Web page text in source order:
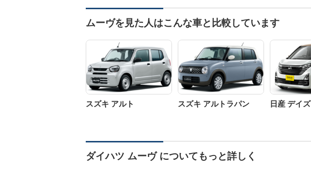
ムーヴを見た人はこんな車と比較しています
スズキ アルト スズキ アルトラパン 日産 デイズ
ダイハツ ムーヴ についてもっと詳しく